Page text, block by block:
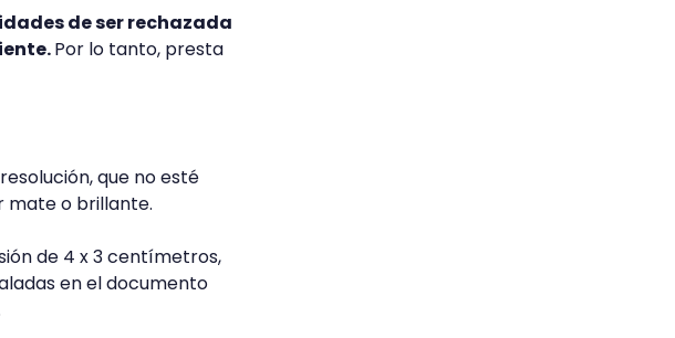
de ser rechazada
Por lo tanto, presta
que no esté
mate o brillante.
de 4 x 3 centímetros,
en el documento